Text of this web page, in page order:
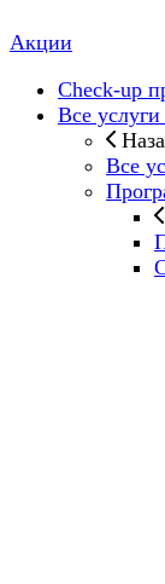
Акции
Check-up
Все услуги
Все